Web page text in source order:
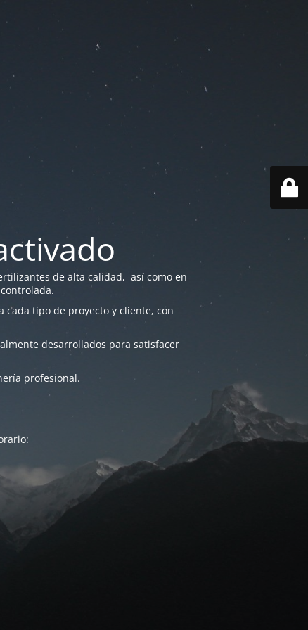
de alta calidad, así como en
cada tipo de proyecto y cliente, con
desarrollados para satisfacer
profesional.